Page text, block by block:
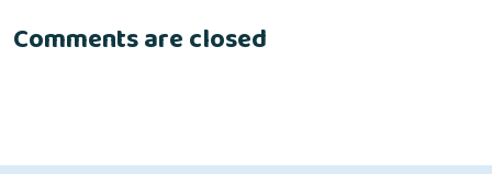
Comments are closed